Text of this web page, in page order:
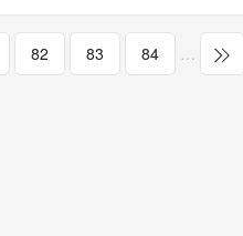
82 83 84